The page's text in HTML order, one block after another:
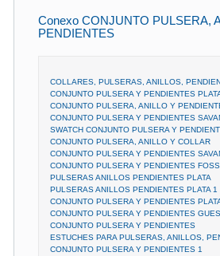
Conexo CONJUNTO PULSERA,
PENDIENTES
COLLARES, PULSERAS, ANILLOS,
CONJUNTO PULSERA Y PENDIENTES
CONJUNTO PULSERA, ANILLO Y
CONJUNTO PULSERA Y PENDIENTES
SWATCH CONJUNTO PULSERA Y
CONJUNTO PULSERA, ANILLO Y COLLAR
CONJUNTO PULSERA Y PENDIENTES
CONJUNTO PULSERA Y PENDIENTES
PULSERAS ANILLOS PENDIENTES PLATA
PULSERAS ANILLOS PENDIENTES PLATA 1
CONJUNTO PULSERA Y PENDIENTES
CONJUNTO PULSERA Y PENDIENTES
CONJUNTO PULSERA Y PENDIENTES
ESTUCHES PARA PULSERAS, ANILLOS,
CONJUNTO PULSERA Y PENDIENTES 1